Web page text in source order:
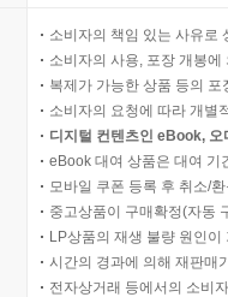
소비자의 책임 있는 사유로
소비자의 사용, 포장 개봉
복제가 가능한 상품 등의
소비자의 요청에 따라 개별
디지털 컨텐츠인 eBook,
eBook 대여 상품은 대여 기
모바일 쿠폰 등록 후 취소/
중고상품이 구매확정(자동
LP상품의 재생 불량 원인
시간의 경과에 의해 재판매
전자상거래 등에서의 소비